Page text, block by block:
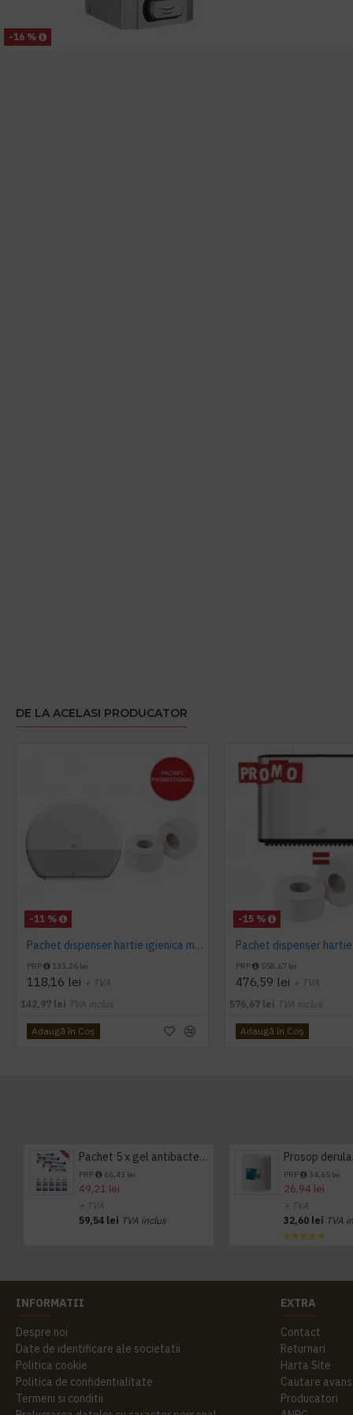
-16 %
DE LA ACELASI PRODUCATOR
-11 %
Pachet dispenser hartie igienica mini Jumbo Tork + 1 bax Hartie igienica mini jumbo 130m
PRP 133,26 lei
118,16 lei + TVA
142,97 lei TVA inclus
Adaugă în Coş
-15 %
PRP 558,67 lei
476,59 lei + TVA
576,67 lei TVA inclus
Adaugă în Coş
Pachet 5 x gel antibacterian 50ml si 3 x Servetele antibacteriene 48 buc Hygienium
PRP 66,43 lei
49,21 lei
+ TVA
59,54 lei TVA inclus
PRP 34,65 lei
26,94 lei
+ TVA
32,60 lei TVA
INFORMATII
Despre noi
Date de identificare ale societatii
Politica cookie
Politica de confidentialitate
Termeni si conditii
EXTRA
Contact
Returnari
Harta Site
Cautare
Producatori